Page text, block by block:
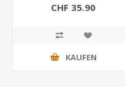
CHF 35.90
KAUFEN